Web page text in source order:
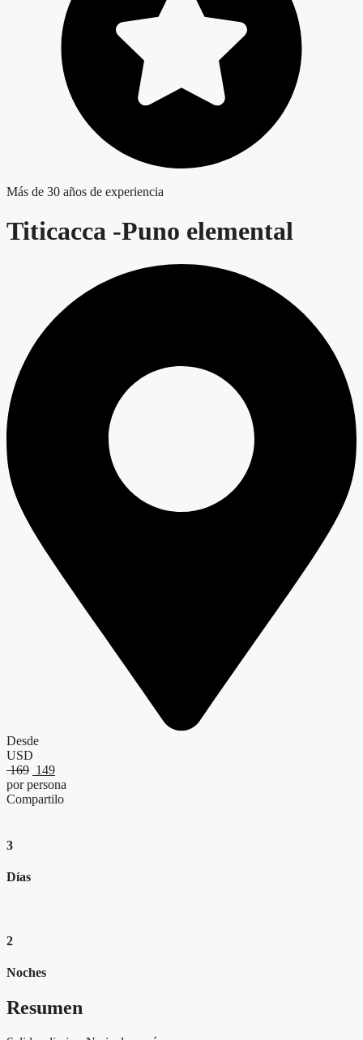
Más de 30 años de experiencia
Titicacca -Puno elemental
Desde
USD
169 El
precio
original
149El
precio
actual
por persona
Compartilo
3
Días
2
Noches
Resumen